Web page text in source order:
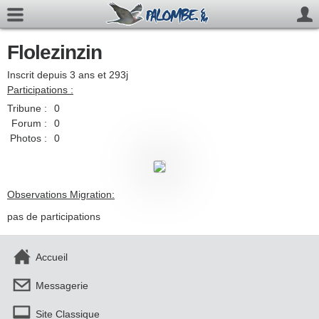
Flolezinzin
Inscrit depuis 3 ans et 293j
Participations :
Tribune :
0
Forum :
0
Photos :
0
Observations Migration:
pas de participations
Accueil
Messagerie
Site Classique